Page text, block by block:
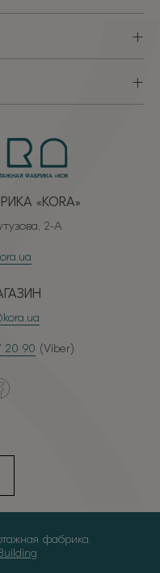
«КОRА»
2-А
20 90 (Viber)
фабрика.